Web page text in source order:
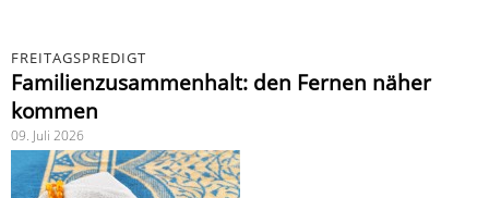
FREITAGSPREDIGT
Familienzusammenhalt: den Fernen näher
kommen
09. Juli 2026